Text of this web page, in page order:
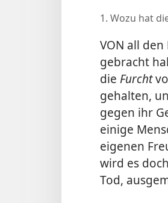
1. Wozu hat
VON all
gebracht
die Furcht
gehalten,
gegen ihr
einige
eigenen
wird es
Tod,